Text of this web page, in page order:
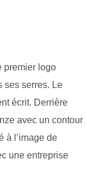
premier logo
ses serres. Le
écrit. Derrière
avec un contour
à l’image de
une entreprise